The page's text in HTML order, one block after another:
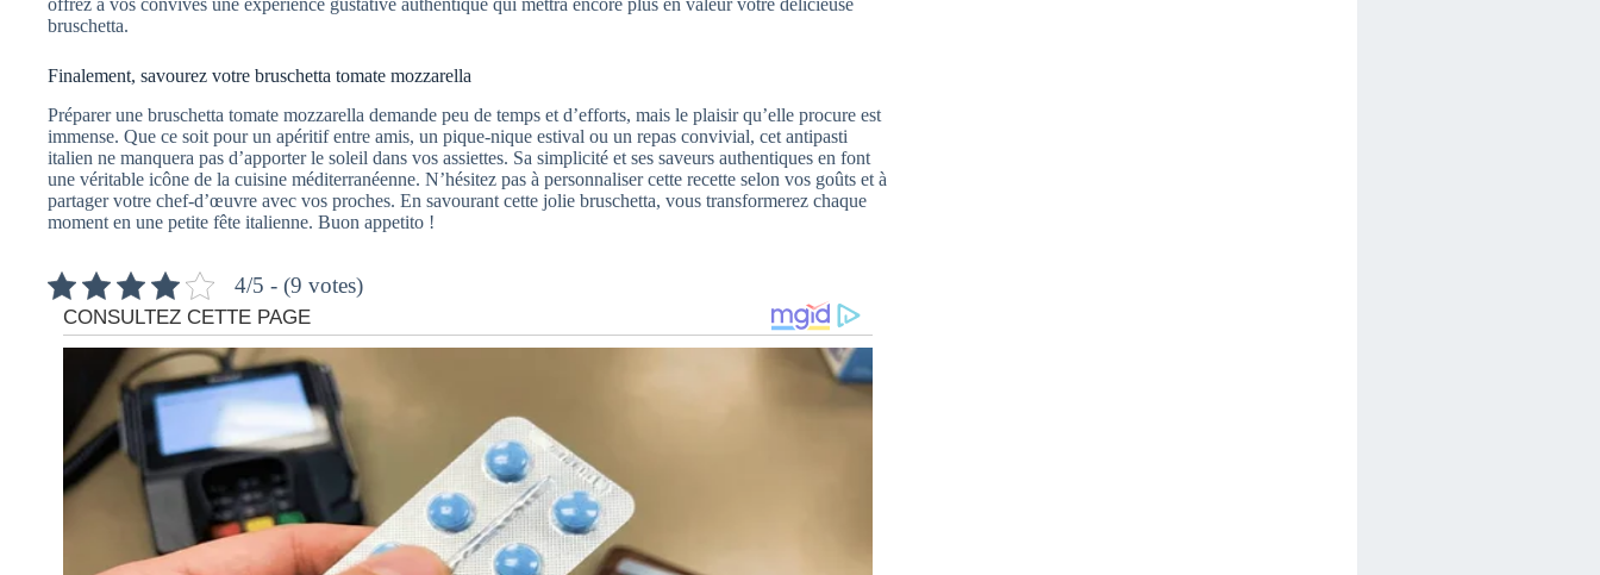
offrez à vos convives une expérience gustative authentique qui mettra encore plus en valeur votre délicieuse
bruschetta.
Finalement, savourez votre bruschetta tomate mozzarella
Préparer une bruschetta tomate mozzarella demande peu de temps et d’efforts, mais le plaisir qu’elle procure est
immense. Que ce soit pour un apéritif entre amis, un pique-nique estival ou un repas convivial, cet antipasti
italien ne manquera pas d’apporter le soleil dans vos assiettes. Sa simplicité et ses saveurs authentiques en font
une véritable icône de la cuisine méditerranéenne. N’hésitez pas à personnaliser cette recette selon vos goûts et à
partager votre chef-d’œuvre avec vos proches. En savourant cette jolie bruschetta, vous transformerez chaque
moment en une petite fête italienne. Buon appetito !
4/5 - (9 votes)